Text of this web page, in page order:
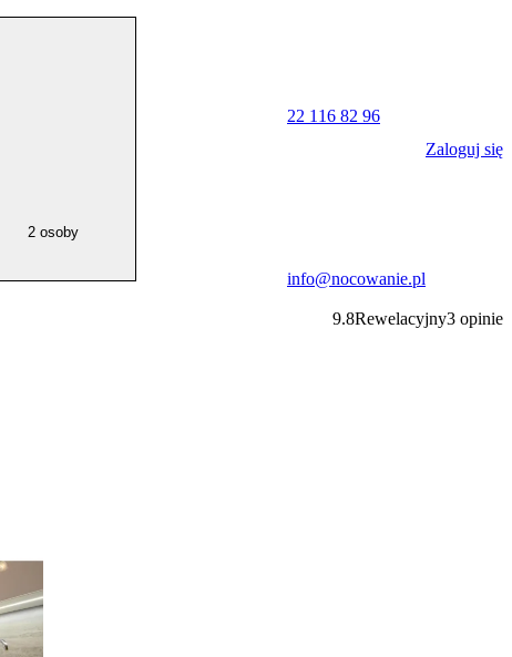
2 osoby
22 116 82 96
info@nocowanie.pl
Zaloguj się
9.8Rewelacyjny3 opinie